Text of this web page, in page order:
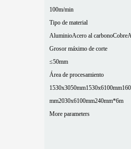
100m/min
Tipo de material
AluminioAcero al carbonoCobre
Grosor máximo de corte
≤50mm
Área de procesamiento
1530x3050mm1530x6100mm
mm2030x6100mm240mm*6m
More parameters